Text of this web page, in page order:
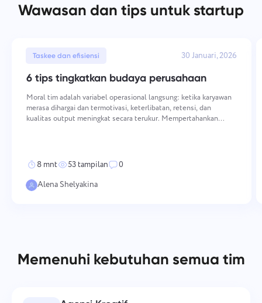
Wawasan dan tips untuk startup
Taskee dan efisiensi 30 Januari, 2026
6 tips tingkatkan budaya perusahaan
Moral tim adalah variabel operasional langsung: ketika karyawan
merasa dihargai dan termotivasi, keterlibatan, retensi, dan
kualitas output meningkat secara terukur. Mempertahankan
8 mnt 53 tampilan
0
Alena Shelyakina
Memenuhi kebutuhan semua tim